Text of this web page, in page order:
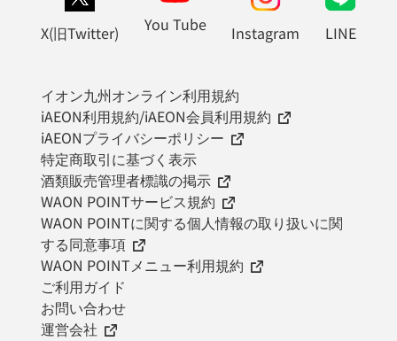
X(旧Twitter) You Tube Instagram LINE
イオン九州オンライン利用規約
iAEON利用規約/iAEON会員利用規約
iAEONプライバシーポリシー
特定商取引に基づく表示
酒類販売管理者標識の掲示
WAON POINTサービス規約
WAON POINTに関する個人情報の取り扱いに関
する同意事項
WAON POINTメニュー利用規約
ご利用ガイド
お問い合わせ
運営会社